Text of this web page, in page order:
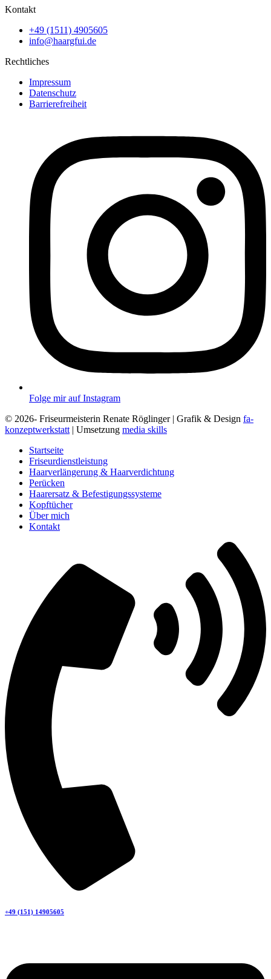
Kontakt
+49 (1511) 4905605
info@haargfui.de
Rechtliches
Impressum
Datenschutz
Barrierefreiheit
Folge mir auf Instagram
© 2026- Friseurmeisterin Renate Röglinger | Grafik & Design fa-
konzeptwerkstatt | Umsetzung media skills
Startseite
Friseurdienstleistung
Haarverlängerung & Haarverdichtung
Perücken
Haarersatz & Befestigungssysteme
Kopftücher
Über mich
Kontakt
+49 (151) 14905605